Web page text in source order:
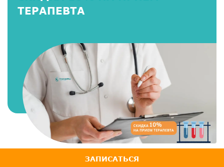
ТЕРАПЕВТА
ЗАПИСАТЬСЯ